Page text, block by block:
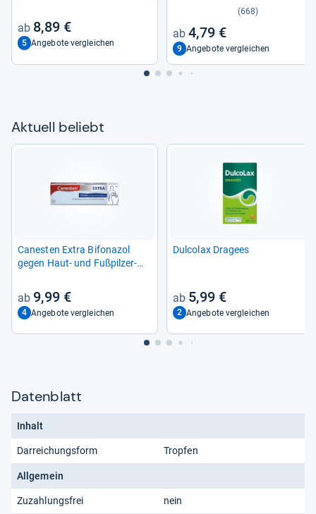
8,89 €
5 Angebote vergleichen
(668)
4,79 €
9 Angebote vergleichen
Aktu­ell beliebt
Canes­ten Extra Bifona­zol
gegen Haut-​ und Fuß­pil­zer­
9,99 €
4 Angebote vergleichen
Dul­co­lax Dra­gees
5,99 €
2 Angebote vergleichen
Datenblatt
Inhalt
Darreichungsform Tropfen
Allgemein
Zuzahlungsfrei nein